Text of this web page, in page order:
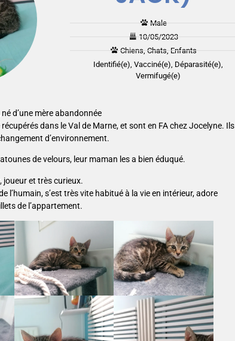
Male
10/05/2023
Chiens, Chats, Enfants
Identifié(e), Vacciné(e), Déparasité(e),
Vermifugé(e)
d’une mère abandonnée
dans le Val de Marne, et sont en FA chez Jocelyne. Ils
d’environnement.
de velours, leur maman les a bien éduqué.
et très curieux.
l’humain, s’est très vite habitué à la vie en intérieur, adore
de l’appartement.